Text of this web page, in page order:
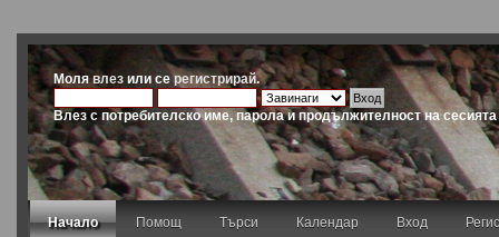
Молявлез или серегистрирай.
Влез с потребителско име, парола и продължителност на сесията
Начало Помощ Търси Календар Вход